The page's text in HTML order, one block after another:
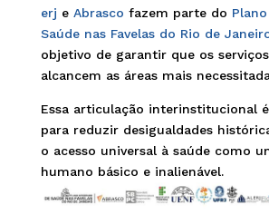
erj e Abrasco fazem parte do
Saúde nas Favelas do Rio de
objetivo de garantir que os
alcancem as áreas mais
Essa articulação interinstitucional
para reduzir desigualdades
o acesso universal à saúde como
humano básico e inalienável.